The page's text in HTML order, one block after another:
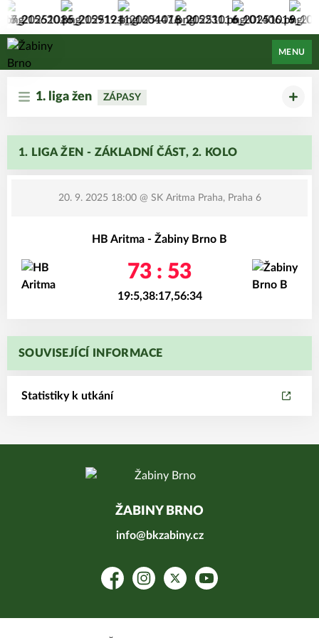
Žabiny Brno
MENU
1. liga žen ZÁPASY
1. LIGA ŽEN - ZÁKLADNÍ ČÁST, 2. KOLO
20. 9. 2025 18:00@ SK Aritma Praha, Praha 6
HB Aritma - Žabiny Brno B
73 : 53
19:5,38:17,56:34
SOUVISEJÍCÍ INFORMACE
Statistiky k utkání
ŽABINY BRNO
info@bkzabiny.cz
FacebookInstagramPlatform X
YouTube